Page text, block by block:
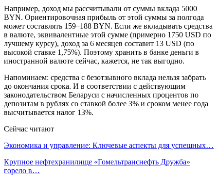
Например, доход мы рассчитывали от суммы вклада 5000
BYN. Ориентировочная прибыль от этой суммы за полгода
может составлять 159–188 BYN. Если же вкладывать средства
в валюте, эквивалентные этой сумме (примерно 1750 USD по
лучшему курсу), доход за 6 месяцев составит 13 USD (по
высокой ставке 1,75%). Поэтому хранить в банке деньги в
иностранной валюте сейчас, кажется, не так выгодно.
Напоминаем: средства с безотзывного вклада нельзя забрать
до окончания срока. И в соответствии с действующим
законодательством Беларуси с начисленных процентов по
депозитам в рублях со ставкой более 3% и сроком менее года
высчитывается налог 13%.
Сейчас читают
Экономика и управление: Ключевые аспекты для успешных…
Крупное нефтехранилище «Гомельтранснефть Дружба»
горело в…